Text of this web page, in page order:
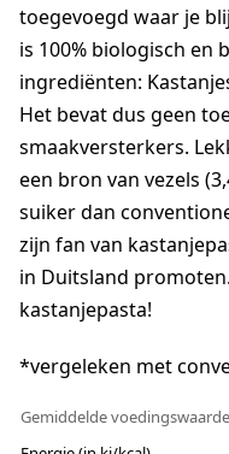
toegevoegd waar je
is 100% biologisch en
ingrediënten:
Het bevat dus geen
smaakversterkers.
een bron van vezels
suiker dan
zijn fan van
in Duitsland
kastanjepasta!
*vergeleken met
Gemiddelde